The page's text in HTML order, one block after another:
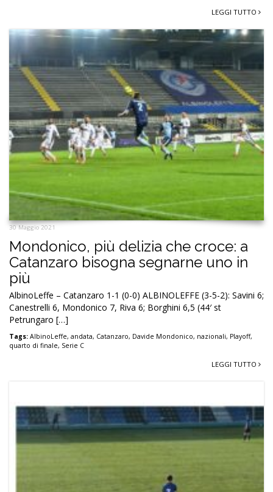
LEGGI TUTTO
30 Maggio 2021
Mondonico, più delizia che croce: a
Catanzaro bisogna segnarne uno in
più
AlbinoLeffe – Catanzaro 1-1 (0-0) ALBINOLEFFE (3-5-2): Savini 6;
Canestrelli 6, Mondonico 7, Riva 6; Borghini 6,5 (44′ st
Petrungaro […]
Tags: AlbinoLeffe, andata, Catanzaro, Davide Mondonico, nazionali, Playoff,
quarto di finale, Serie C
LEGGI TUTTO